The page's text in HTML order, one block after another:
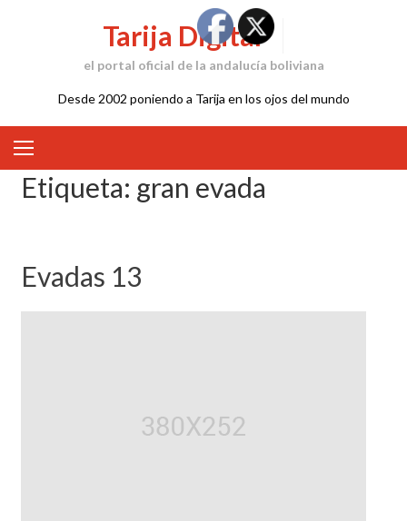
Tarija Digital
el portal oficial de la andalucía boliviana
Desde 2002 poniendo a Tarija en los ojos del mundo
Etiqueta: gran evada
Evadas 13